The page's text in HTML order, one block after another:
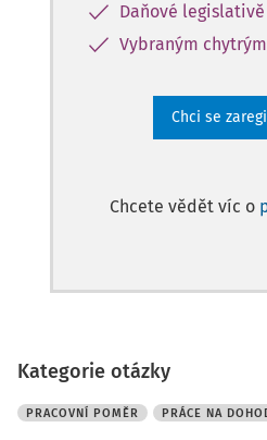
Daňové legislativě
Vybraným
Chci se
Chcete vědět víc o
Kategorie otázky
PRACOVNÍ POMĚR PRÁCE NA